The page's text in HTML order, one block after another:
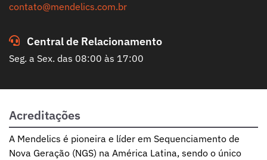
contato@mendelics.com.br
Central de Relacionamento
Seg. a Sex. das 08:00 às 17:00
Acreditações
A Mendelics é pioneira e líder em Sequenciamento de
Nova Geração (NGS) na América Latina, sendo o único